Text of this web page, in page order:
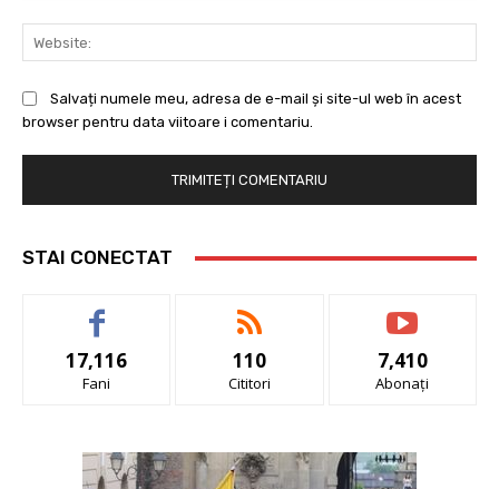
Salvați numele meu, adresa de e-mail și site-ul web în acest
browser pentru data viitoare i comentariu.
STAI CONECTAT
17,116
Fani
110
Cititori
7,410
Abonați